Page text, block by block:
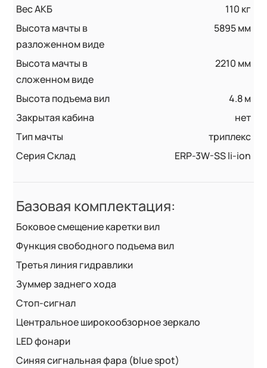
Вес АКБ
110 кг
Высота мачты в
разложенном виде
5895 мм
Высота мачты в
сложенном виде
2210 мм
Высота подъема вил
4.8 м
Закрытая кабина
нет
Тип мачты
триплекс
Серия Склад
ERP-3W-SS li-ion
Базовая комплектация:
Боковое смещение каретки вил
Функция свободного подъема вил
Третья линия гидравлики
Зуммер заднего хода
Стоп-сигнал
Центральное широкообзорное зеркало
LED фонари
Синяя сигнальная фара (blue spot)